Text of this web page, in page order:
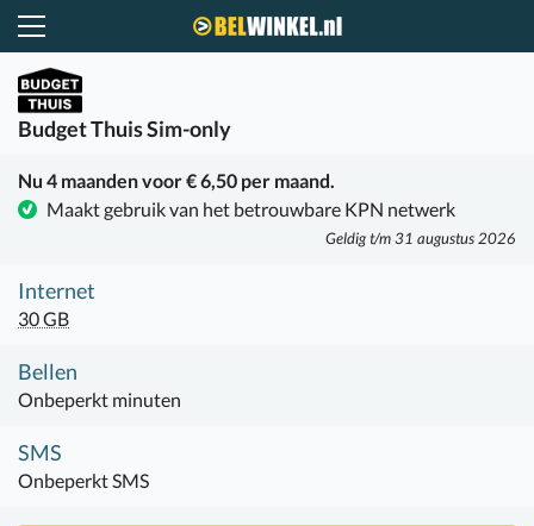
Budget ThuisSim-only
Nu 4 maanden voor € 6,50 per maand.
Maakt gebruik van het betrouwbare KPN netwerk
Geldig t/m 31 augustus 2026
Internet
30 GB
Bellen
Onbeperkt minuten
SMS
Onbeperkt SMS